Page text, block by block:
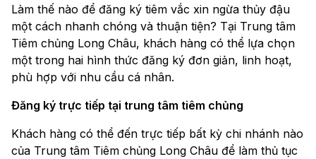
Làm thế nào để đăng ký tiêm vắc xin ngừa thủy đậu
một cách nhanh chóng và thuận tiện? Tại Trung tâm
Tiêm chủng Long Châu, khách hàng có thể lựa chọn
một trong hai hình thức đăng ký đơn giản, linh hoạt,
phù hợp với nhu cầu cá nhân.
Đăng ký trực tiếp tại trung tâm tiêm chủng
Khách hàng có thể đến trực tiếp bất kỳ chi nhánh nào
của Trung tâm Tiêm chủng Long Châu để làm thủ tục